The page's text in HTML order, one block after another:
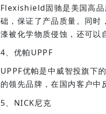
Flexishield固驰是美国高品
础，保证了产品质量。同时
漆被化学物质侵蚀，还可以
4、优帕UPPF
UPPF优帕是中威智投旗下
的领先品牌，在国内客户中
5、NICK尼克